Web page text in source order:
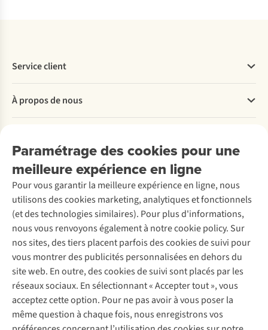
Paramétrage des cookies pour une
meilleure expérience en ligne
Pour vous garantir la meilleure expérience en ligne, nous
utilisons des cookies marketing, analytiques et fonctionnels
(et des technologies similaires). Pour plus d'informations,
nous vous renvoyons également à notre cookie policy. Sur
nos sites, des tiers placent parfois des cookies de suivi pour
vous montrer des publicités personnalisées en dehors du
site web. En outre, des cookies de suivi sont placés par les
réseaux sociaux. En sélectionnant « Accepter tout », vous
acceptez cette option. Pour ne pas avoir à vous poser la
même question à chaque fois, nous enregistrons vos
Service client
Commander
Payer
Retourner
Rétractation d'une commande
Entretien & réparations
Garantie
Contactez-nous
À propos de nous
Entreprise responsable
À propos d’Ayacucho
Nos magasins
À propos d’A.S.Adventure
Déclaration d'accessibilité
Location / Location sports d’hiver
Seconde-main
Entretien de ski
Service de lavage
Entretien de chaussures
Réparation de chaussures
Réparation de vêtements
Retouches
Pour les entreprises
Découvrez
A.S.Magazine
Explore Camp
Expertise & conseils
Abonnez-vous à la newsletter
Suivez-nous